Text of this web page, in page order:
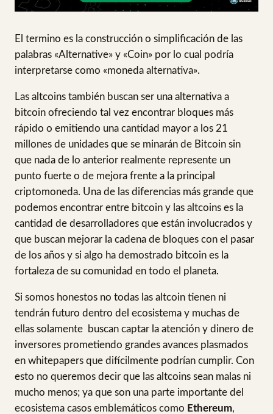
El termino es la construcción o simplificación de las
palabras «Alternative» y «Coin» por lo cual podría
interpretarse como «moneda alternativa».
Las altcoins también buscan ser una alternativa a
bitcoin ofreciendo tal vez encontrar bloques más
rápido o emitiendo una cantidad mayor a los 21
millones de unidades que se minarán de Bitcoin sin
que nada de lo anterior realmente represente un
punto fuerte o de mejora frente a la principal
criptomoneda. Una de las diferencias más grande que
podemos encontrar entre bitcoin y las altcoins es la
cantidad de desarrolladores que están involucrados y
que buscan mejorar la cadena de bloques con el pasar
de los años y si algo ha demostrado bitcoin es la
fortaleza de su comunidad en todo el planeta.
Si somos honestos no todas las altcoin tienen ni
tendrán futuro dentro del ecosistema y muchas de
ellas solamente buscan captar la atención y dinero de
inversores prometiendo grandes avances plasmados
en whitepapers que difícilmente podrían cumplir. Con
esto no queremos decir que las altcoins sean malas ni
mucho menos; ya que son una parte importante del
ecosistema casos emblemáticos como Ethereum,